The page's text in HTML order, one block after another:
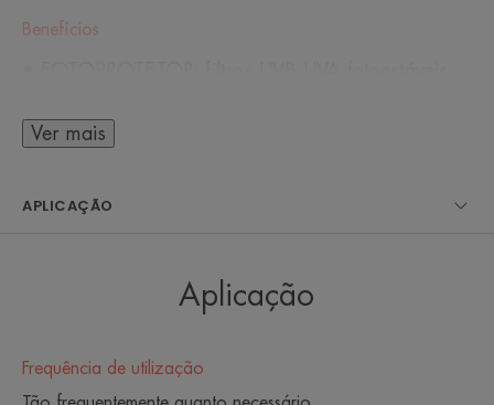
Benefícios
• ANTIOXIDANTE: ajuda a proteger as células
contra os radicais livres.
e ilumina, proporcionando brilho.
Ver mais
APLICAÇÃO
Aplicação
Frequência de utilização